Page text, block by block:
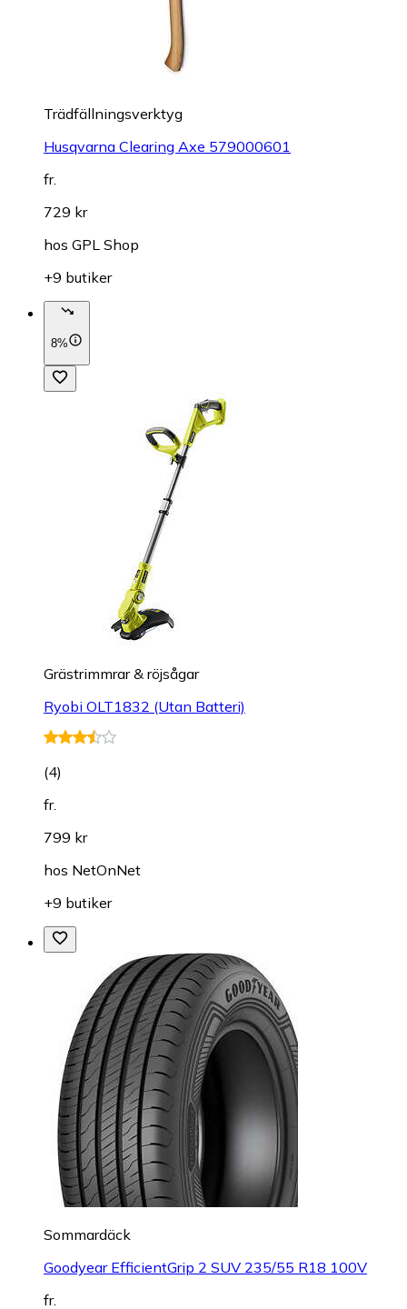
Trädfällningsverktyg
Husqvarna Clearing Axe 579000601
fr.
729 kr
hos GPL Shop
+9 butiker
8%
Grästrimmrar & röjsågar
Ryobi OLT1832 (Utan Batteri)
(4)
fr.
799 kr
hos NetOnNet
+9 butiker
Sommardäck
Goodyear EfficientGrip 2 SUV 235/55 R18 100V
fr.